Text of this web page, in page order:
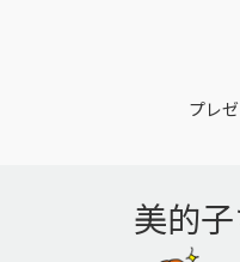
プレ
美的